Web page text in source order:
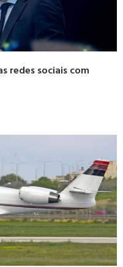
redes sociais com